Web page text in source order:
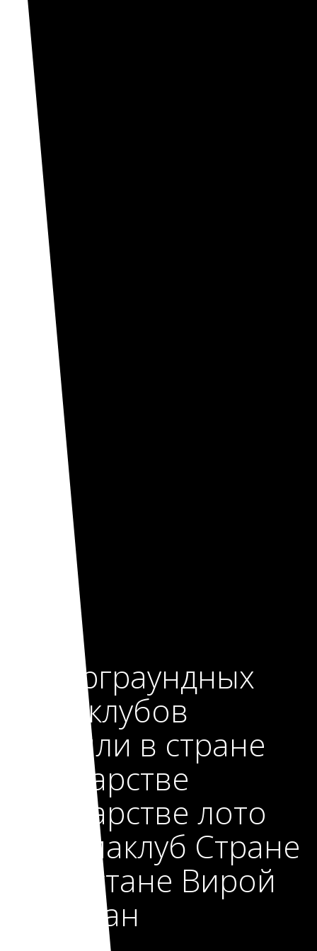
андерграундных
игра-клубов
закрыли в стране
Государстве
Государстве лото
37 авиаклуб Стране
Казахстане Вирой
Абиджан